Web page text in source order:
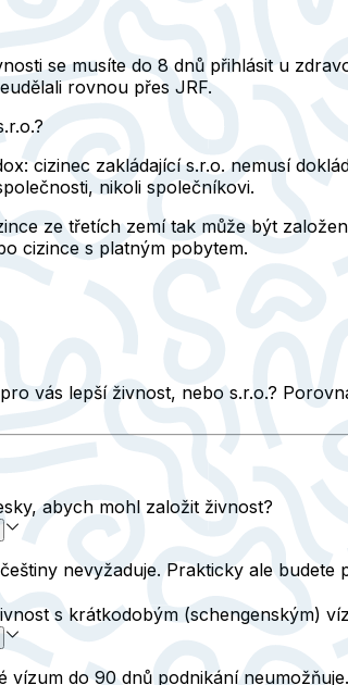
se musíte do 8 dnů přihlásit u
rovnou přes JRF.
cizinec zakládající s.r.o. nemusí
nikoli společníkovi.
ze třetích zemí tak může být
cizince s platným pobytem.
vás lepší živnost, nebo s.r.o.?
abych mohl založit živnost?
nevyžaduje. Prakticky ale
s krátkodobým (schengenským)
vízum do 90 dnů podnikání